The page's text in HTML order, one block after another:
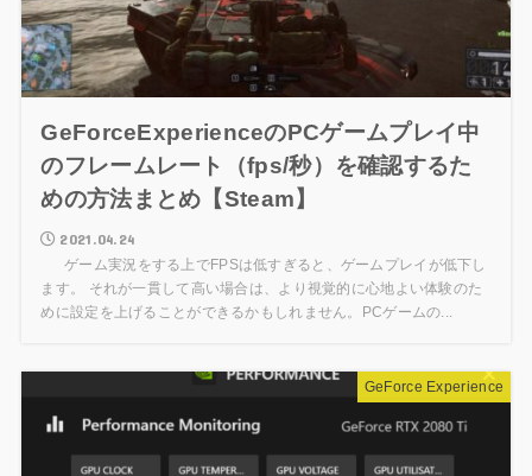
GeForceExperienceのPCゲームプレイ中
のフレームレート（fps/秒）を確認するた
めの方法まとめ【Steam】
2021.04.24
ゲーム実況をする上でFPSは低すぎると、ゲームプレイが低下し
ます。 それが一貫して高い場合は、より視覚的に心地よい体験のた
めに設定を上げることができるかもしれません。PCゲームの...
GeForce Experience